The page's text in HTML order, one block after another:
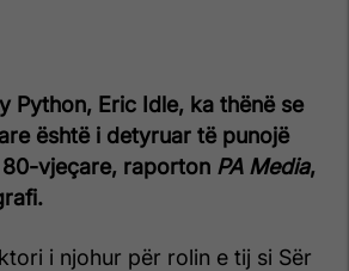
Python, Eric Idle, ka thënë se
është i detyruar të punojë
80-vjeçare, raporton PA Media,
i njohur për rolin e tij si Sër